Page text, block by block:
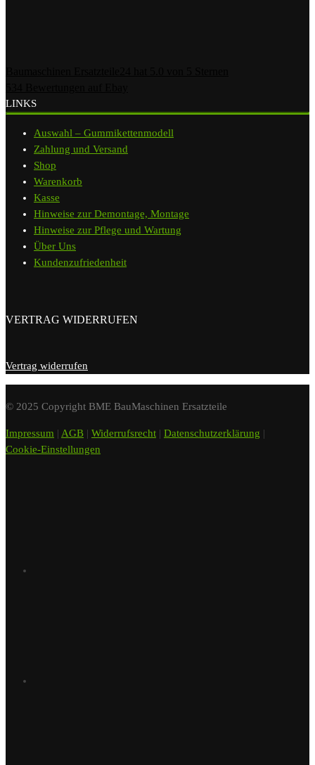
LINKS
Auswahl – Gummikettenmodell
Zahlung und Versand
Shop
Warenkorb
Kasse
Hinweise zur Demontage, Montage
Hinweise zur Pflege und Wartung
Über Uns
Kundenzufriedenheit
VERTRAG WIDERRUFEN
Vertrag widerrufen
© 2025 Copyright BME BauMaschinen Ersatzteile
Impressum | AGB | Widerrufsrecht | Datenschutzerklärung |
Cookie-Einstellungen